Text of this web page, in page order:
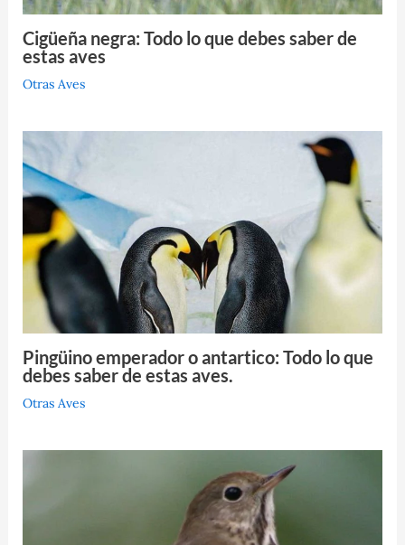
Cigüeña negra: Todo lo que debes saber de
estas aves
Otras Aves
Pingüino emperador o antartico: Todo lo que
debes saber de estas aves.
Otras Aves